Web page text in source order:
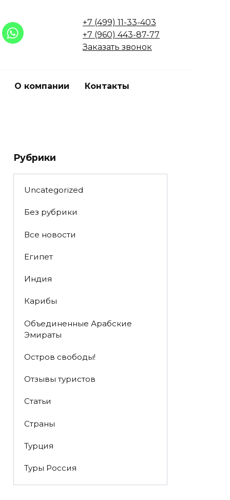
+7 (499) 11-33-403
+7 (960) 443-87-77
Заказать звонок
О компании Контакты
Рубрики
Uncategorized
Без рубрики
Все новости
Египет
Индия
Карибы
Объединенные Арабские
Эмираты
Остров свободы!
Отзывы туристов
Статьи
Страны
Турция
Туры Россия